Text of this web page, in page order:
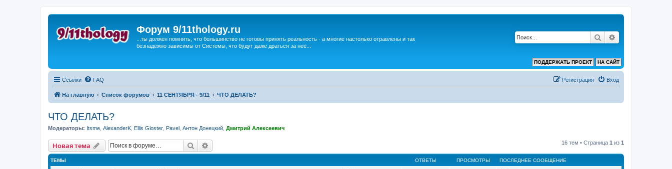
Форум 9/11thology.ru
...ты должен помнить, что большинство не готовы принять реальность - а многие настолько отравлены и так
безнадёжно зависимы от Системы, что будут даже драться за неё...
Поиск
НА САЙТ
ПОДДЕРЖАТЬ ПРОЕКТ
Ссылки FAQ Вход
Регистрация
На главную Список форумов 11 СЕНТЯБРЯ - 9/11 ЧТО ДЕЛАТЬ?
ЧТО ДЕЛАТЬ?
Модераторы: Itsme AlexanderK Ellis Gloster Pavel Антон Донецкий Дмитрий Алексеевич
Новая тема Поиск 16 тем • Страница 1 из 1
ТЕМЫ ОТВЕТЫ ПРОСМОТРЫ ПОСЛЕДНЕЕ СООБЩЕНИЕ